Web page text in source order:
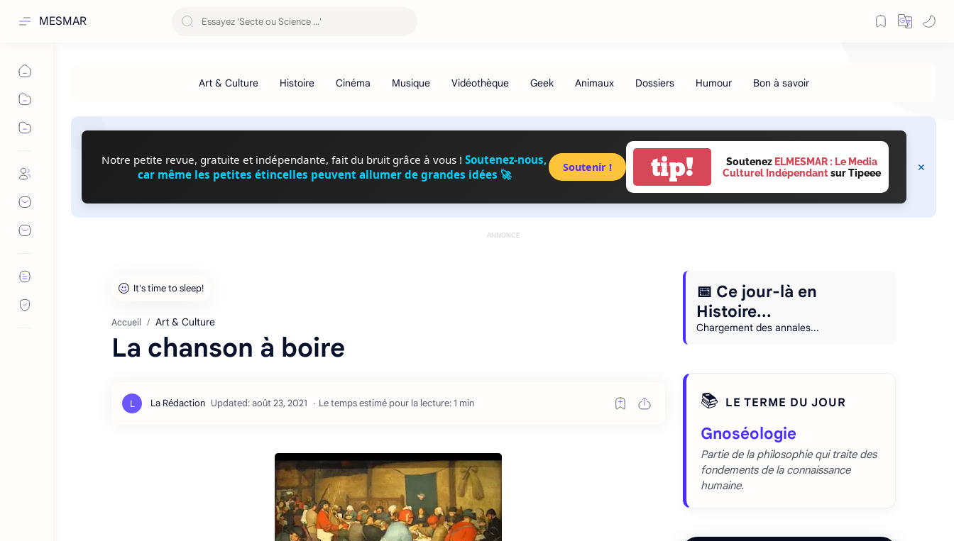
MESMAR
Notre petite revue, gratuite et indépendante, fait du bruit grâce à vous ! Soutenez-nous,
car même les petites étincelles peuvent allumer de grandes idées 🚀
Soutenir ! tip! Soutenez ELMESMAR : Le Media
Culturel Indépendantsur Tipeee
ANNONCE
Accueil Art & Culture
La chanson à boire
Le temps estimé pour la lecture: 1 min
📅 Ce jour-là en
Histoire...
Chargement des annales...
📚 LE TERME DU JOUR
Gnoséologie
Partie de la philosophie qui traite des
fondements de la connaissance
humaine.